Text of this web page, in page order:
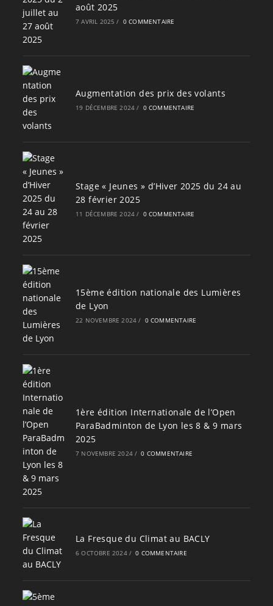
août 2025
7 AVRIL 2025 / 0 COMMENTAIRE
Augmentation des prix des volants
19 DÉCEMBRE 2024 / 0 COMMENTAIRE
Stage « Jeunes » d’Hiver 2025 du 24 au
28 février 2025
11 DÉCEMBRE 2024 / 0 COMMENTAIRE
15ème édition nationale des Lumières
de Lyon
22 NOVEMBRE 2024 / 0 COMMENTAIRE
1ère édition Internationale de l’Open
ParaBadminton de Lyon les 8 & 9 mars
2025
7 NOVEMBRE 2024 / 0 COMMENTAIRE
La Fresque du Climat au BACLY
6 OCTOBRE 2024 / 0 COMMENTAIRE